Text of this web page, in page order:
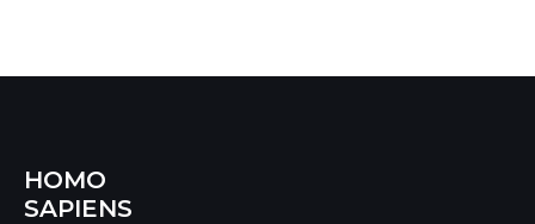
HOMO
SAPIENS